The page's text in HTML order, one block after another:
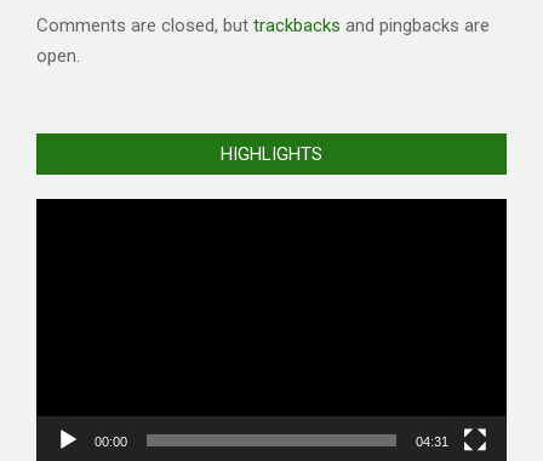
Comments are closed, but trackbacks and pingbacks are
open.
HIGHLIGHTS
00:00 04:31